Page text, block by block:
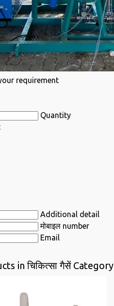
requirement
Quantity
Additional detail
मोबाइल number
Email
in चिकित्सा गैसें Category